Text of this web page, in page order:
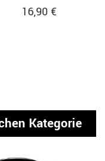
16,90 €
Kategorie